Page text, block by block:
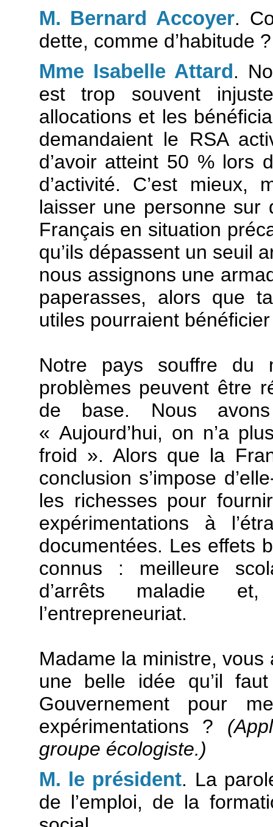
M. Bernard Accoyer.
dette, comme d’habitude ?
Mme Isabelle Attard .
est trop souvent
allocations et les
demandaient le RSA
d’avoir atteint 50 % lors
d’activité. C’est mieux,
laisser une personne
Français en situation
qu’ils dépassent un seuil
nous assignons une
paperasses, alors que
utiles pourraient
Notre pays souffre du
problèmes peuvent être
de base. Nous
« Aujourd’hui, on n’a
froid ». Alors que la
conclusion s’impose
les richesses pour
expérimentations à
documentées. Les effets
connus : meilleure
d’arrêts maladie
l’entrepreneuriat.
Madame la ministre,
une belle idée qu’il
Gouvernement pour
expérimentations ?
groupe écologiste.)
M. le président. La
de l’emploi, de la